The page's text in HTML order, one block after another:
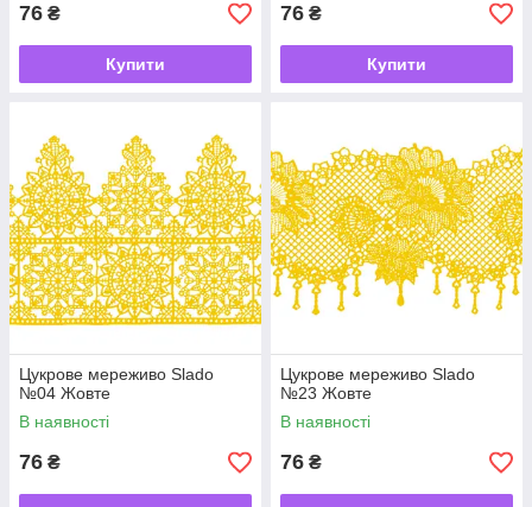
76 ₴
Купити
76 ₴
Купити
Цукрове мереживо Slado
№04 Жовте
В наявності
76 ₴
Цукрове мереживо Slado
№23 Жовте
В наявності
76 ₴